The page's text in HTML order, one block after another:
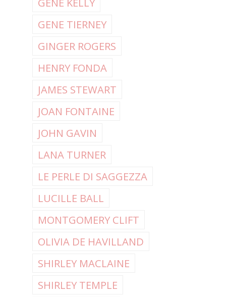
GENE TIERNEY
GINGER ROGERS
HENRY FONDA
JAMES STEWART
JOAN FONTAINE
JOHN GAVIN
LANA TURNER
LE PERLE DI SAGGEZZA
LUCILLE BALL
MONTGOMERY CLIFT
OLIVIA DE HAVILLAND
SHIRLEY MACLAINE
SHIRLEY TEMPLE